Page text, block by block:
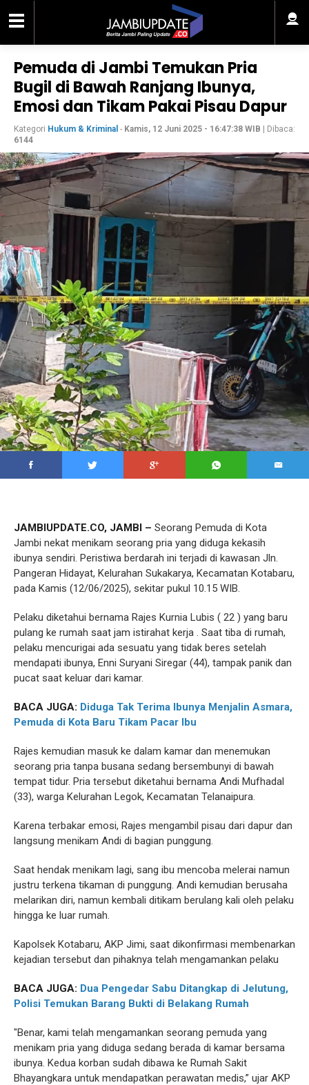
Pemuda di Jambi Temukan Pria
Bugil di Bawah Ranjang Ibunya,
Emosi dan Tikam Pakai Pisau Dapur
Kategori Hukum & Kriminal - Kamis, 12 Juni 2025 - 16:47:38 WIB | Dibaca:
6144
JAMBIUPDATE.CO, JAMBI – Seorang Pemuda di Kota
Jambi nekat menikam seorang pria yang diduga kekasih
ibunya sendiri. Peristiwa berdarah ini terjadi di kawasan Jln.
Pangeran Hidayat, Kelurahan Sukakarya, Kecamatan Kotabaru,
pada Kamis (12/06/2025), sekitar pukul 10.15 WIB.
Pelaku diketahui bernama Rajes Kurnia Lubis ( 22 ) yang baru
pulang ke rumah saat jam istirahat kerja . Saat tiba di rumah,
pelaku mencurigai ada sesuatu yang tidak beres setelah
mendapati ibunya, Enni Suryani Siregar (44), tampak panik dan
pucat saat keluar dari kamar.
BACA JUGA: Diduga Tak Terima Ibunya Menjalin Asmara,
Pemuda di Kota Baru Tikam Pacar Ibu
Rajes kemudian masuk ke dalam kamar dan menemukan
seorang pria tanpa busana sedang bersembunyi di bawah
tempat tidur. Pria tersebut diketahui bernama Andi Mufhadal
(33), warga Kelurahan Legok, Kecamatan Telanaipura.
Karena terbakar emosi, Rajes mengambil pisau dari dapur dan
langsung menikam Andi di bagian punggung.
Saat hendak menikam lagi, sang ibu mencoba melerai namun
justru terkena tikaman di punggung. Andi kemudian berusaha
melarikan diri, namun kembali ditikam berulang kali oleh pelaku
hingga ke luar rumah.
Kapolsek Kotabaru, AKP Jimi, saat dikonfirmasi membenarkan
kejadian tersebut dan pihaknya telah mengamankan pelaku
BACA JUGA: Dua Pengedar Sabu Ditangkap di Jelutung,
Polisi Temukan Barang Bukti di Belakang Rumah
"Benar, kami telah mengamankan seorang pemuda yang
menikam pria yang diduga sedang berada di kamar bersama
ibunya. Kedua korban sudah dibawa ke Rumah Sakit
Bhayangkara untuk mendapatkan perawatan medis,” ujar AKP